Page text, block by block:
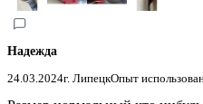
Надежда
24.03.2024г. ЛипецкОпыт